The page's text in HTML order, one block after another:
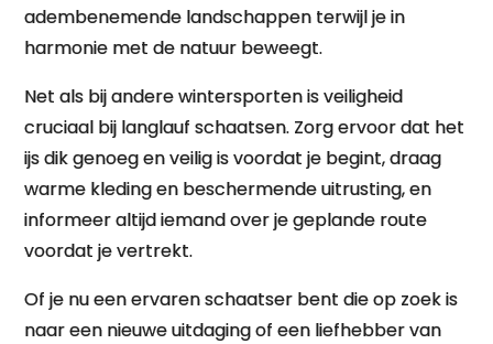
adembenemende landschappen terwijl je in
harmonie met de natuur beweegt.
Net als bij andere wintersporten is veiligheid
cruciaal bij langlauf schaatsen. Zorg ervoor dat het
ijs dik genoeg en veilig is voordat je begint, draag
warme kleding en beschermende uitrusting, en
informeer altijd iemand over je geplande route
voordat je vertrekt.
Of je nu een ervaren schaatser bent die op zoek is
naar een nieuwe uitdaging of een liefhebber van